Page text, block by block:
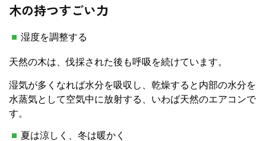
木の持つすごい力
湿度を調整する
天然の木は、伐採された後も呼吸を続けています。
湿気が多くなれば水分を吸収し、乾燥すると内部の水分を
水蒸気として空気中に放射する、いわば天然のエアコンで
す。
夏は涼しく、冬は暖かく